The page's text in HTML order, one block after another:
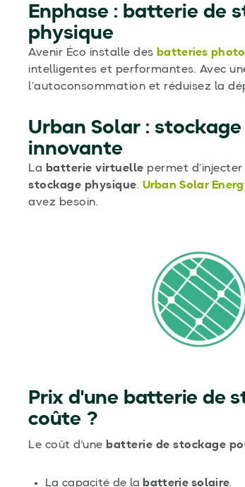
Enphase : batterie de
physique
Avenir Éco installe des batteries
intelligentes et performantes. Avec
l’autoconsommation et réduisez la
Urban Solar :
innovante
La batterie virtuelle permet
stockage physique. Urban Solar
avez besoin.
Prix d'une batterie de
coûte ?
Le coût d'une batterie de stockage
La capacité de labatterie solaire.